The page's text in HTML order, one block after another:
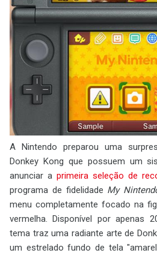
A Nintendo preparou uma
Donkey Kong que possuem um
anunciar a primeira seleção de
programa de fidelidade My
menu completamente focado na
vermelha. Disponível por apenas
tema traz uma radiante arte de
um estrelado fundo de tela